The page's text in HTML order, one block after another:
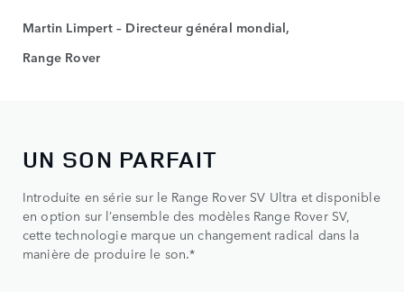
Martin Limpert – Directeur général mondial,
Range Rover
UN SON PARFAIT
Introduite en série sur le Range Rover SV Ultra et disponible
en option sur l’ensemble des modèles Range Rover SV,
cette technologie marque un changement radical dans la
manière de produire le son.*